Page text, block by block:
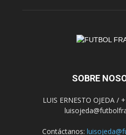
SOBRE
LUIS ERNESTO OJEDA /
Contáctanos: